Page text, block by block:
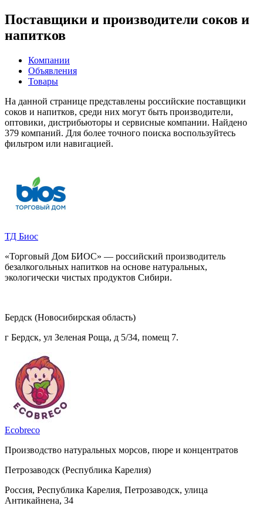
Поставщики и производители соков и
напитков
Компании
Объявления
Товары
На данной странице представлены российские поставщики
соков и напитков, среди них могут быть производители,
оптовики, дистрибьюторы и сервисные компании. Найдено
379 компаний. Для более точного поиска воспользуйтесь
фильтром или навигацией.
ТД Биос
«Торговый Дом БИОС» — российский производитель
безалкогольных напитков на основе натуральных,
экологически чистых продуктов Сибири.
Бердск (Новосибирская область)
г Бердск, ул Зеленая Роща, д 5/34, помещ 7.
Ecobreco
Производство натуральных морсов, пюре и концентратов
Петрозаводск (Республика Карелия)
Россия, Республика Карелия, Петрозаводск, улица
Антикайнена, 34